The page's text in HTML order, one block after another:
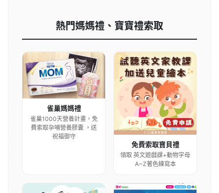
熱門媽媽禮、寶寶禮索取
雀巢媽媽禮
雀巢1000天營養計畫，免
費索取孕哺營養膠囊 ，送
祝福御守
免費索取寶貝禮
領取 英文遊戲課+動物字母
A~Z著色練寫本